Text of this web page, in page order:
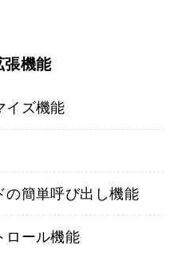
張機能
イズ機能
の簡単呼び出し機能
ロール機能